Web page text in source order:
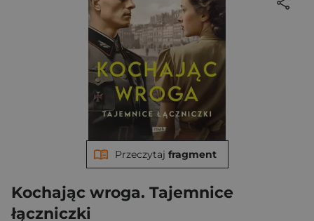
Kochając wroga. Tajemnice
łączniczki
Przeczytaj fragment